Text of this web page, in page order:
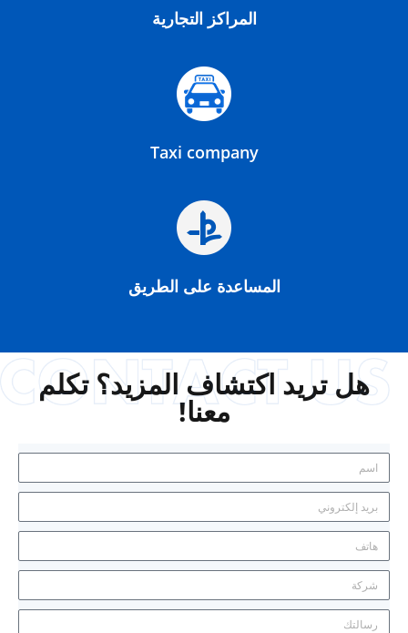
المراكز التجارية
Taxi company
المساعدة على الطريق
هل تريد اكتشاف المزيد؟ تكلم
معنا!